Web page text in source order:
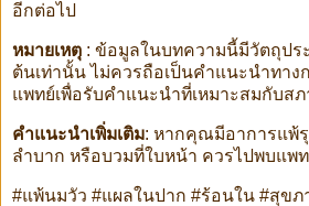
อีกต่อไป
หมายเหตุ : ข้อมูลในบทความนี้มีวัตถุปร
ต้นเท่านั้น ไม่ควรถือเป็นคำแนะนำทาง
แพทย์เพื่อรับคำแนะนำที่เหมาะสมกับส
คำแนะนำเพิ่มเติม: หากคุณมีอาการแพ้รุ
ลำบาก หรือบวมที่ใบหน้า ควรไปพบแพ
#แพ้นมวัว #แผลในปาก #ร้อนใน #สุขภ